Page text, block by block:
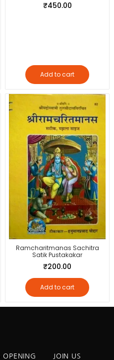
₹450.00
Add to cart
Ramcharitmanas Sachitra
Satik Pustakakar
₹200.00
Add to cart
OPENING JOIN US